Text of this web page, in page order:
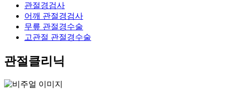
관절경검사
어깨 관절경검사
무릎 관절경수술
고관절 관절경수술
관절클리닉